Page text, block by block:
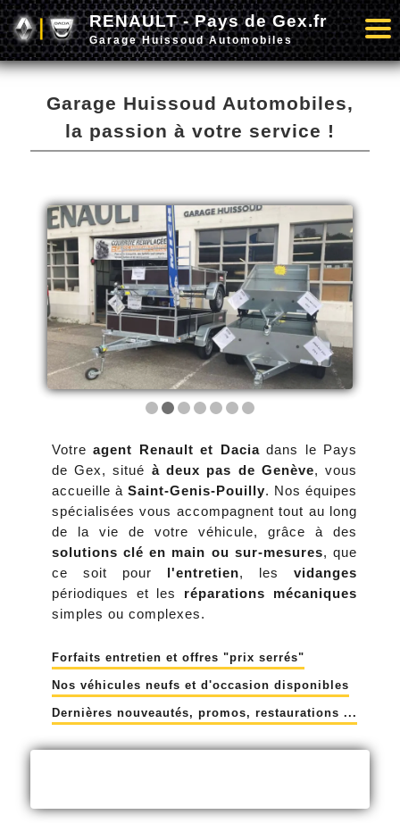
RENAULT - Pays de Gex.fr
Garage Huissoud Automobiles
Garage Huissoud Automobiles,
la passion à votre service !
Votreagent Renault et Daciadans le Pays
de Gex, situé à deux pas de Genève, vous
accueille à Saint-Genis-Pouilly. Nos équipes
spécialisées vous accompagnent tout au long
de la vie de votre véhicule, grâce à des
solutions clé en main ou sur-mesures, que
ce soit pour l'entretien, lesvidanges
périodiques et les réparations mécaniques
simples ou complexes.
Forfaits entretien et offres "prix serrés"
Nos véhicules neufs et d'occasion disponibles
Dernières nouveautés, promos, restaurations ...